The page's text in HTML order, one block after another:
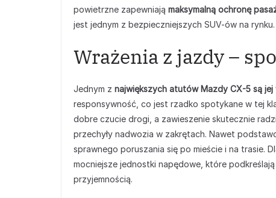
powietrzne zapewniają maksymalną ochronę
jest jednym z bezpieczniejszych SUV-ów na rynku.
Wrażenia z jazdy –
Jednym z największych atutów Mazdy CX-5 są
responsywność, co jest rzadko spotykane w tej
dobre czucie drogi, a zawieszenie skutecznie
przechyły nadwozia w zakrętach. Nawet
sprawnego poruszania się po mieście i na trasie.
mocniejsze jednostki napędowe, które podkreślają
przyjemnością.